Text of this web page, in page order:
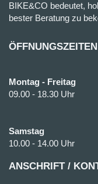
BIKE&CO bedeutet,
bester Beratung zu
Montag - Freitag
09.00 - 18.30 Uhr
Samstag
10.00 - 14.00 Uhr
ANSCHRIFT /